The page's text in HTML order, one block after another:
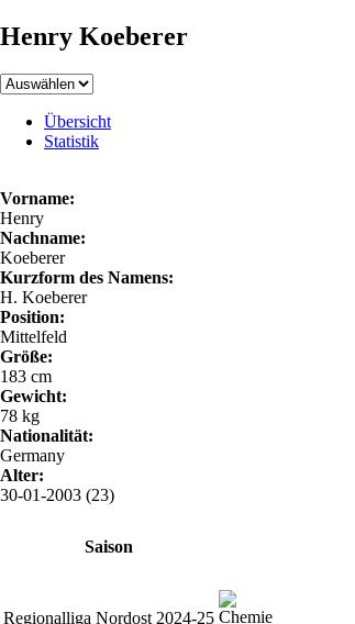
Henry Koeberer
Übersicht
Statistik
Vorname:
Henry
Nachname:
Koeberer
Kurzform des Namens:
H. Koeberer
Position:
Mittelfeld
Größe:
183 cm
Gewicht:
78 kg
Nationalität:
Germany
Alter:
30-01-2003 (23)
Saison
Regionalliga Nordost 2024-25